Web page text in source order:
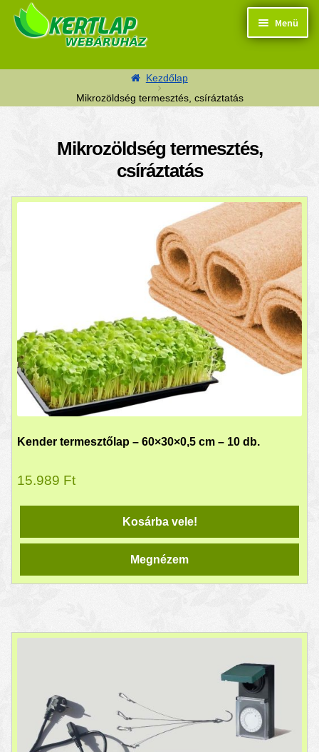
Ugrás a navigációhoz
Kilépés a tartalomba
Menü
Kezdőlap
Mikrozöldség termesztés, csíráztatás
Mikrozöldség termesztés,
csíráztatás
Kender termesztőlap – 60×30×0,5 cm – 10 db.
15.989 Ft
Kosárba vele!
Megnézem